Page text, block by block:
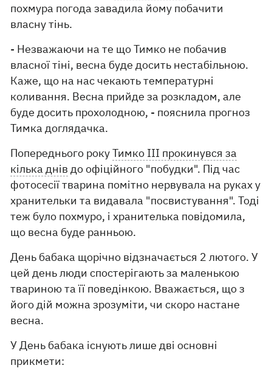
похмура погода завадила йому побачити
власну тінь.
- Незважаючи на те що Тимко не побачив
власної тіні, весна буде досить нестабільною.
Каже, що на нас чекають температурні
коливання. Весна прийде за розкладом, але
буде досить прохолодною, - пояснила прогноз
Тимка доглядачка.
Попереднього рокуТимко III прокинувся за
кілька днів до офіційного "побудки". Під час
фотосесії тварина помітно нервувала на руках у
хранительки та видавала "посвистування". Тоді
теж було похмуро, і хранителька повідомила,
що весна буде ранньою.
День бабака щорічно відзначається 2 лютого. У
цей день люди спостерігають за маленькою
твариною та її поведінкою. Вважається, що з
його дій можна зрозуміти, чи скоро настане
весна.
У День бабака існують лише дві основні
прикмети: